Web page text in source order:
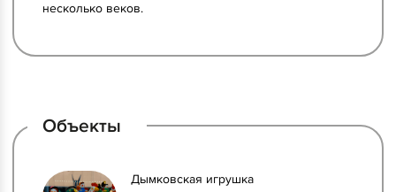
несколько веков.
Объекты
Дымковская игрушка